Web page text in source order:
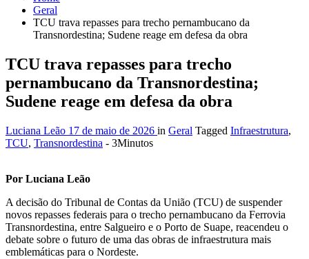
Geral
TCU trava repasses para trecho pernambucano da
Transnordestina; Sudene reage em defesa da obra
TCU trava repasses para trecho
pernambucano da Transnordestina;
Sudene reage em defesa da obra
Luciana Leão 17 de maio de 2026 in Geral Tagged Infraestrutura,
TCU, Transnordestina - 3Minutos
Por Luciana Leão
A decisão do Tribunal de Contas da União (TCU) de suspender
novos repasses federais para o trecho pernambucano da Ferrovia
Transnordestina, entre Salgueiro e o Porto de Suape, reacendeu o
debate sobre o futuro de uma das obras de infraestrutura mais
emblemáticas para o Nordeste.